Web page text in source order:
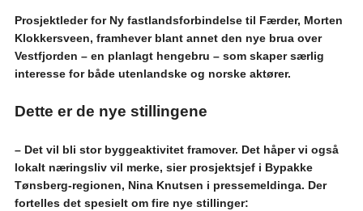
Prosjektleder for Ny fastlandsforbindelse til Færder, Morten
Klokkersveen, framhever blant annet den nye brua over
Vestfjorden – en planlagt hengebru – som skaper særlig
interesse for både utenlandske og norske aktører.
Dette er de nye stillingene
– Det vil bli stor byggeaktivitet framover. Det håper vi også
lokalt næringsliv vil merke, sier prosjektsjef i Bypakke
Tønsberg-regionen, Nina Knutsen i pressemeldinga. Der
fortelles det spesielt om fire nye stillinger: